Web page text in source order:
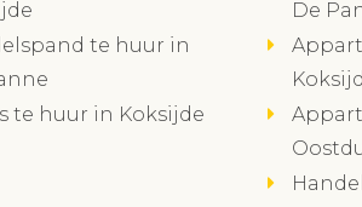
te huur in
te huur in Koksijde
De